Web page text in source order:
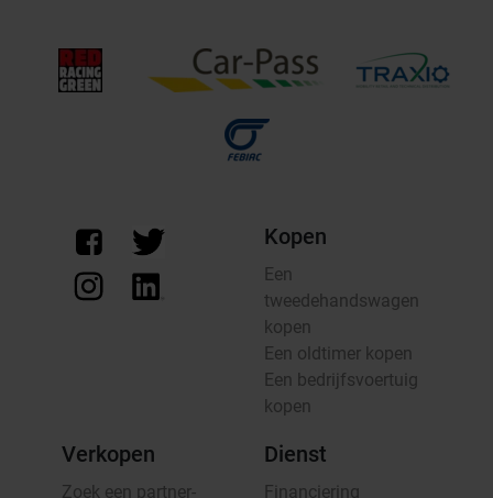
Kopen
Een
tweedehandswagen
kopen
Een oldtimer kopen
Een bedrijfsvoertuig
kopen
Verkopen
Zoek een partner-
Dienst
Financiering